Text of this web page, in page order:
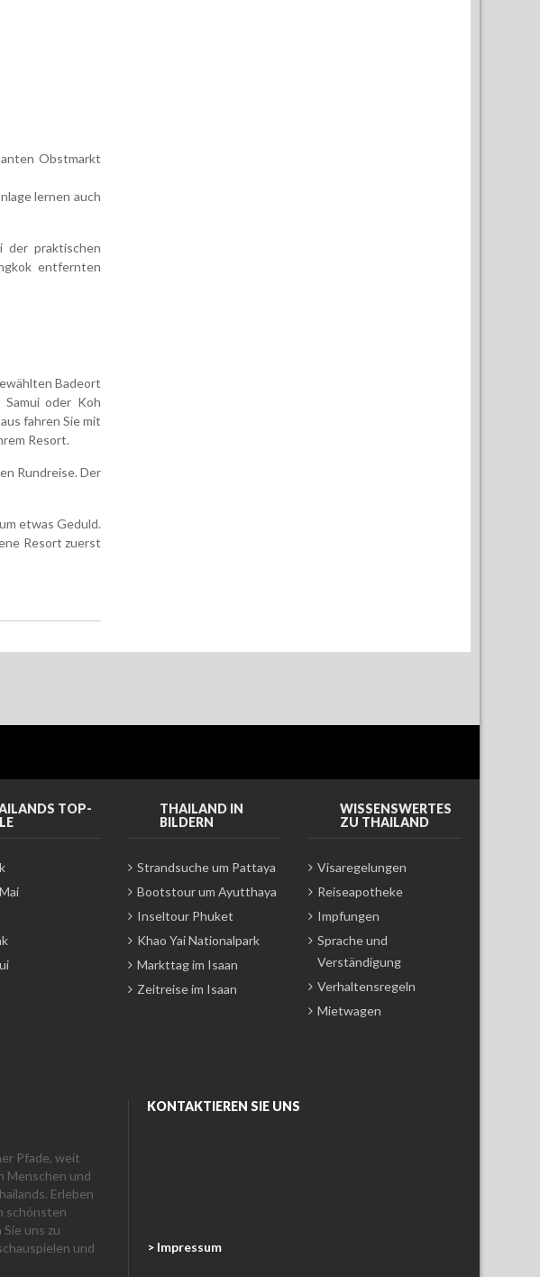
Obstmarkt
lernen auch
der praktischen
entfernten
Badeort
Samui oder Koh
fahren Sie mit
Resort.
Rundreise. Der
etwas Geduld.
Resort zuerst
TOP-
THAILAND IN
BILDERN
Strandsuche um Pattaya
Bootstour um Ayutthaya
Inseltour Phuket
Khao Yai Nationalpark
Markttag im Isaan
Zeitreise im Isaan
WISSENSWERTES
ZU THAILAND
Visaregelungen
Reiseapotheke
Impfungen
Sprache und
Verständigung
Verhaltensregeln
Mietwagen
Pfade, weit
Menschen und
Erleben
schönsten
uns zu
und
KONTAKTIEREN SIE UNS
> Impressum